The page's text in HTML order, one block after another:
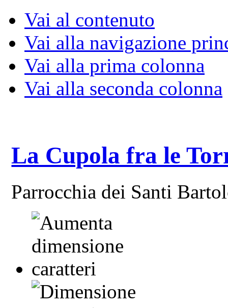
Vai al contenuto
Vai alla navigazione
Vai alla prima colonna
Vai alla seconda colonna
La Cupola fra le
Parrocchia dei Santi